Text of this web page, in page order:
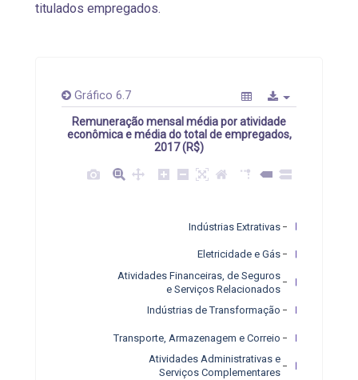
titulados empregados.
Gráfico 6.7
Remuneração mensal média por atividade
econômica e média do total de empregados,
2017 (R$)
Atividades Administrativas e
Serviços Complementares
Transporte, Armazenagem e Correio
Indústrias de Transformação
Atividades Financeiras, de Seguros
e Serviços Relacionados
Eletricidade e Gás
Indústrias Extrativas